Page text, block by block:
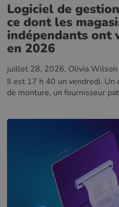
Logiciel de
ce dont les
indépendants ont
en 2026
juillet 28, 2026, Olivia Wilson
Il est 17 h 40 un vendredi.
de monture, un fournisseur